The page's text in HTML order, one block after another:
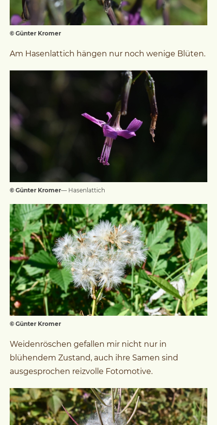
© Günter Kromer
Am Hasenlattich hängen nur noch wenige Blüten.
© Günter Kromer— Hasenlattich
© Günter Kromer
Weidenröschen gefallen mir nicht nur in
blühendem Zustand, auch ihre Samen sind
ausgesprochen reizvolle Fotomotive.